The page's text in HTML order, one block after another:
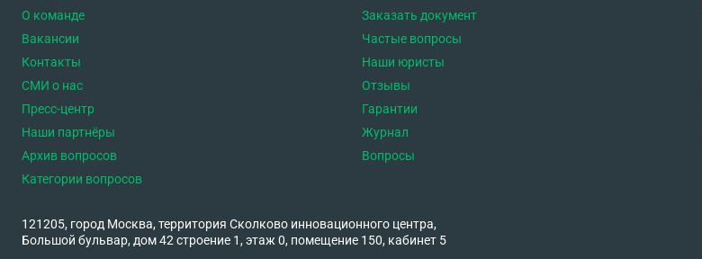
О команде
Вакансии
Контакты
СМИ о нас
Пресс-центр
Наши партнёры
Архив вопросов
Категории вопросов
Заказать документ
Частые вопросы
Наши юристы
Отзывы
Гарантии
Журнал
Вопросы
121205, город Москва, территория Сколково инновационного центра,
Большой бульвар, дом 42 строение 1, этаж 0, помещение 150, кабинет 5